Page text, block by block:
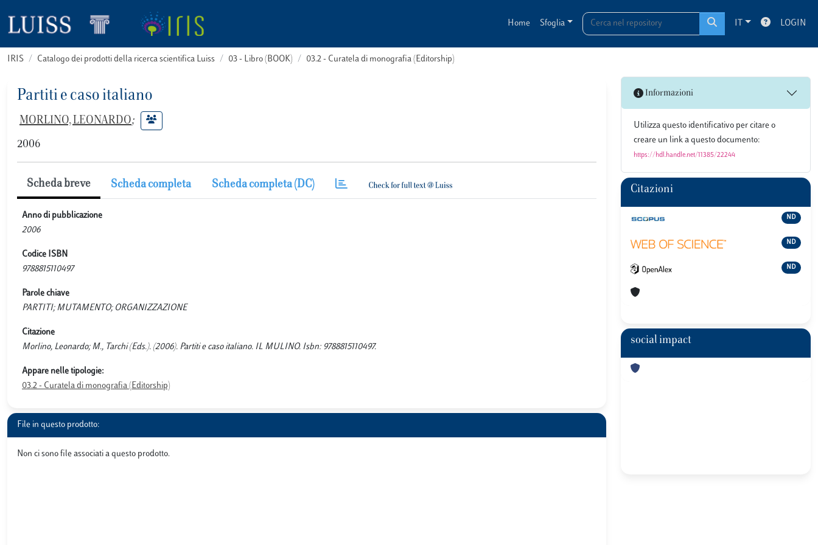
Home Sfoglia IT LOGIN
IRIS Catalogo dei prodotti della ricerca scientifica Luiss 03 - Libro (BOOK) 03.2 - Curatela di monografia (Editorship)
Partiti e caso italiano
MORLINO, LEONARDO;
2006
Scheda breve Scheda completa Scheda completa (DC)
Anno di pubblicazione
2006
Codice ISBN
9788815110497
Parole chiave
PARTITI; MUTAMENTO; ORGANIZZAZIONE
Citazione
Morlino, Leonardo; M., Tarchi (Eds.). (2006). Partiti e caso italiano. IL MULINO. Isbn: 9788815110497.
Appare nelle tipologie:
03.2 - Curatela di monografia (Editorship)
File in questo prodotto:
Non ci sono file associati a questo prodotto.
Informazioni
Utilizza questo identificativo per citare o
creare un link a questo documento:
https://hdl.handle.net/11385/22244
Citazioni
ND
ND
ND
social impact